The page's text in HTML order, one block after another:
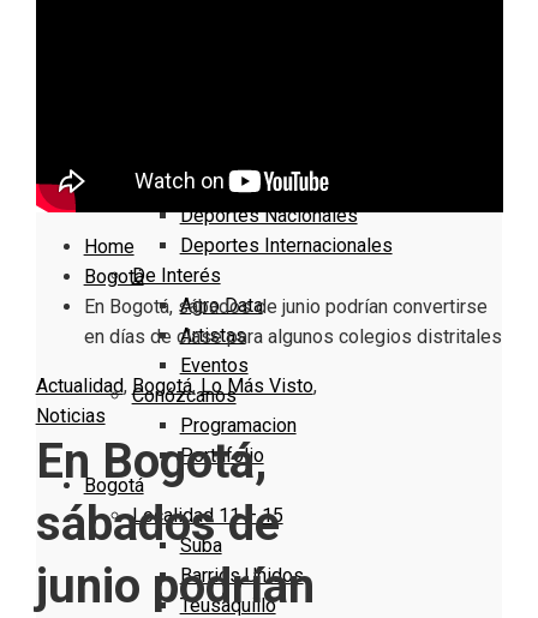
Deportes Locales
Deportes Nacionales
Deportes Internacionales
De Interés
Agro Data
Artistas
Eventos
Conózcanos
Programacion
Portafolio
Bogotá
Localidad 11 – 15
Suba
Barrios Unidos
Teusaquillo
Home
Bogotá
En Bogotá, sábados de junio podrían convertirse
en días de clase para algunos colegios distritales
Actualidad, Bogotá, Lo Más Visto,
Noticias
En Bogotá,
sábados de
junio podrían